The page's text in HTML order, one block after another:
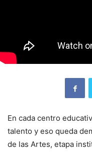
En cada centro
talento y eso queda
de las Artes, etapa